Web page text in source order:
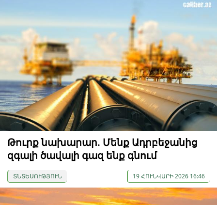
Թուրք նախարար. Մենք Ադրբեջանից
զգալի ծավալի գազ ենք գնում
ՏՆՏԵՍՈՒԹՅՈՒՆ 19 ՀՈՒՆՎԱՐԻ 2026 16:46